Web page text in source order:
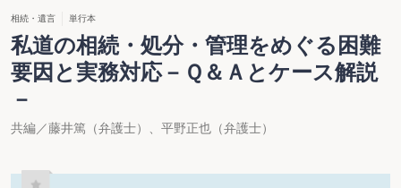
相続・遺言 単行本
私道の相続・処分・管理をめぐる困難
要因と実務対応－Ｑ＆Ａとケース解説
－
共編／藤井篤（弁護士）、平野正也（弁護士）